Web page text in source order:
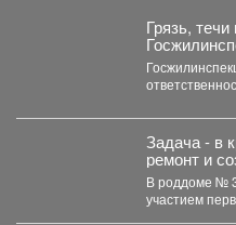
Грязь,
содержании
Задача - в
ремонт и
и
В роддоме №
участием